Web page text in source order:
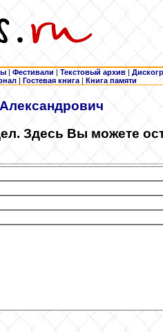
| Фестивали | Текстовый архив |
| Гостевая книга | Книга памяти
Здесь Вы можете